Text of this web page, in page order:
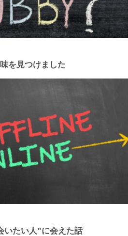
を見つけました
いたい人”に会えた話